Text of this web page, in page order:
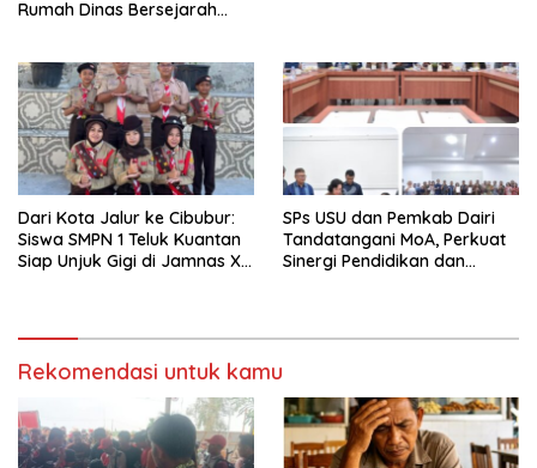
Rumah Dinas Bersejarah
Dairi
Dari Kota Jalur ke Cibubur:
Siswa SMPN 1 Teluk Kuantan
Siap Unjuk Gigi di Jamnas XII
SPs USU dan Pemkab Dairi
Tandatangani MoA, Perkuat
Sinergi Pendidikan dan
Rekomendasi untuk kamu